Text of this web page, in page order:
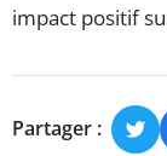
impact positif
Partager :